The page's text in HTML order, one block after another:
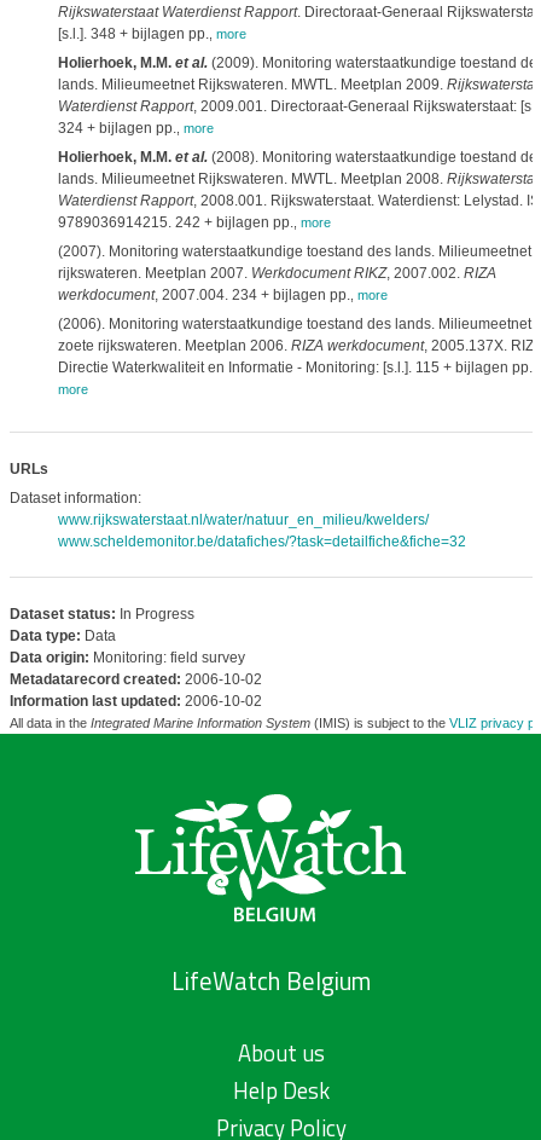
Rijkswaterstaat Waterdienst Rapport. Directoraat-Generaal
[s.l.]. 348 + bijlagen pp. more
Holierhoek, M.M. et al.(2009). Monitoring waterstaatkundige toestand
lands. Milieumeetnet Rijkswateren. MWTL. Meetplan 2009.
Waterdienst Rapport, 2009.001. Directoraat-Generaal Rijkswaterstaat:
324 + bijlagen pp. more
Holierhoek, M.M. et al.(2008). Monitoring waterstaatkundige toestand
lands. Milieumeetnet Rijkswateren. MWTL. Meetplan 2008.
Waterdienst Rapport, 2008.001. Rijkswaterstaat. Waterdienst: Lelystad.
9789036914215. 242 + bijlagen pp. more
(2007). Monitoring waterstaatkundige toestand des lands. Milieumeetnet
rijkswateren. Meetplan 2007. Werkdocument RIKZ, 2007.002. RIZA
werkdocument, 2007.004. 234 + bijlagen pp. more
(2006). Monitoring waterstaatkundige toestand des lands. Milieumeetnet
zoete rijkswateren. Meetplan 2006. RIZA werkdocument, 2005.137X.
Directie Waterkwaliteit en Informatie - Monitoring: [s.l.]. 115 + bijlagen pp.
more
URLs
Dataset information:
www.rijkswaterstaat.nl/water/natuur_en_milieu/kwelders/
www.scheldemonitor.be/datafiches/?task=detailfiche&fiche=32
Dataset status: In Progress
Data type: Data
Data origin: Monitoring: field survey
Metadatarecord created: 2006-10-02
Information last updated: 2006-10-02
All data in the Integrated Marine Information System(IMIS) is subject to the VLIZ privacy
LifeWatch Belgium
About us
Help Desk
Privacy Policy